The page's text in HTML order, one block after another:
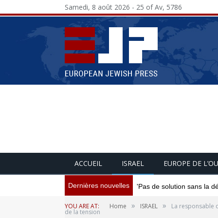
Samedi, 8 août 2026 - 25 of Av, 5786
ACCUEIL ISRAEL EUROPE DE
Dernières nouvelles 'Pas de solution sans la
YOU ARE AT: Home » ISRAEL » La responsable
de la tension